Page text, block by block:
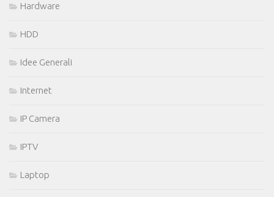
Hardware
HDD
Idee Generali
Internet
IP Camera
IPTV
Laptop